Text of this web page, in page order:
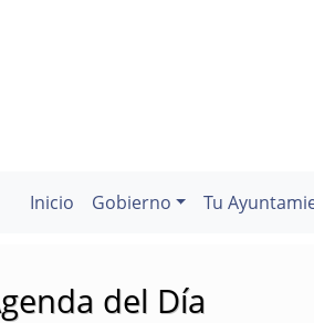
Inicio Gobierno Tu
del Día